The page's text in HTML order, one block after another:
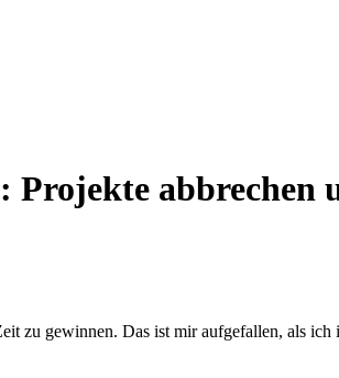
Projekte abbrechen
zu gewinnen. Das ist mir aufgefallen, als